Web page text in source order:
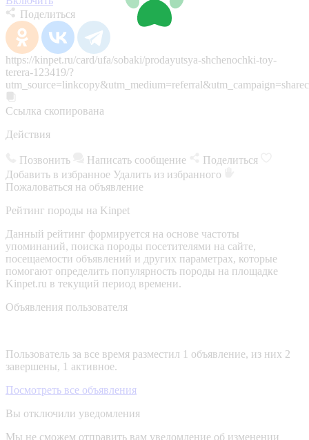
Поделиться
https://kinpet.ru/card/ufa/sobaki/prodayutsya-shchenochki-toy-
terera-123419/?
Ссылка скопирована
Действия
Позвонить Написать сообщение
Поделиться
Добавить в избранное Удалить из избранного
Пожаловаться на объявление
Рейтинг породы на Kinpet
Данный рейтинг формируется на основе частоты
упоминаний, поиска породы посетителями на сайте,
посещаемости объявлений и других параметрах, которые
помогают определить популярность породы на площадке
Kinpet.ru в текущий период времени.
Объявления пользователя
Пользователь за все время разместил 1 объявление, из них 2
завершены, 1 активное.
Посмотреть все объявления
Вы отключили уведомления
Мы не сможем отправить вам уведомление об изменении